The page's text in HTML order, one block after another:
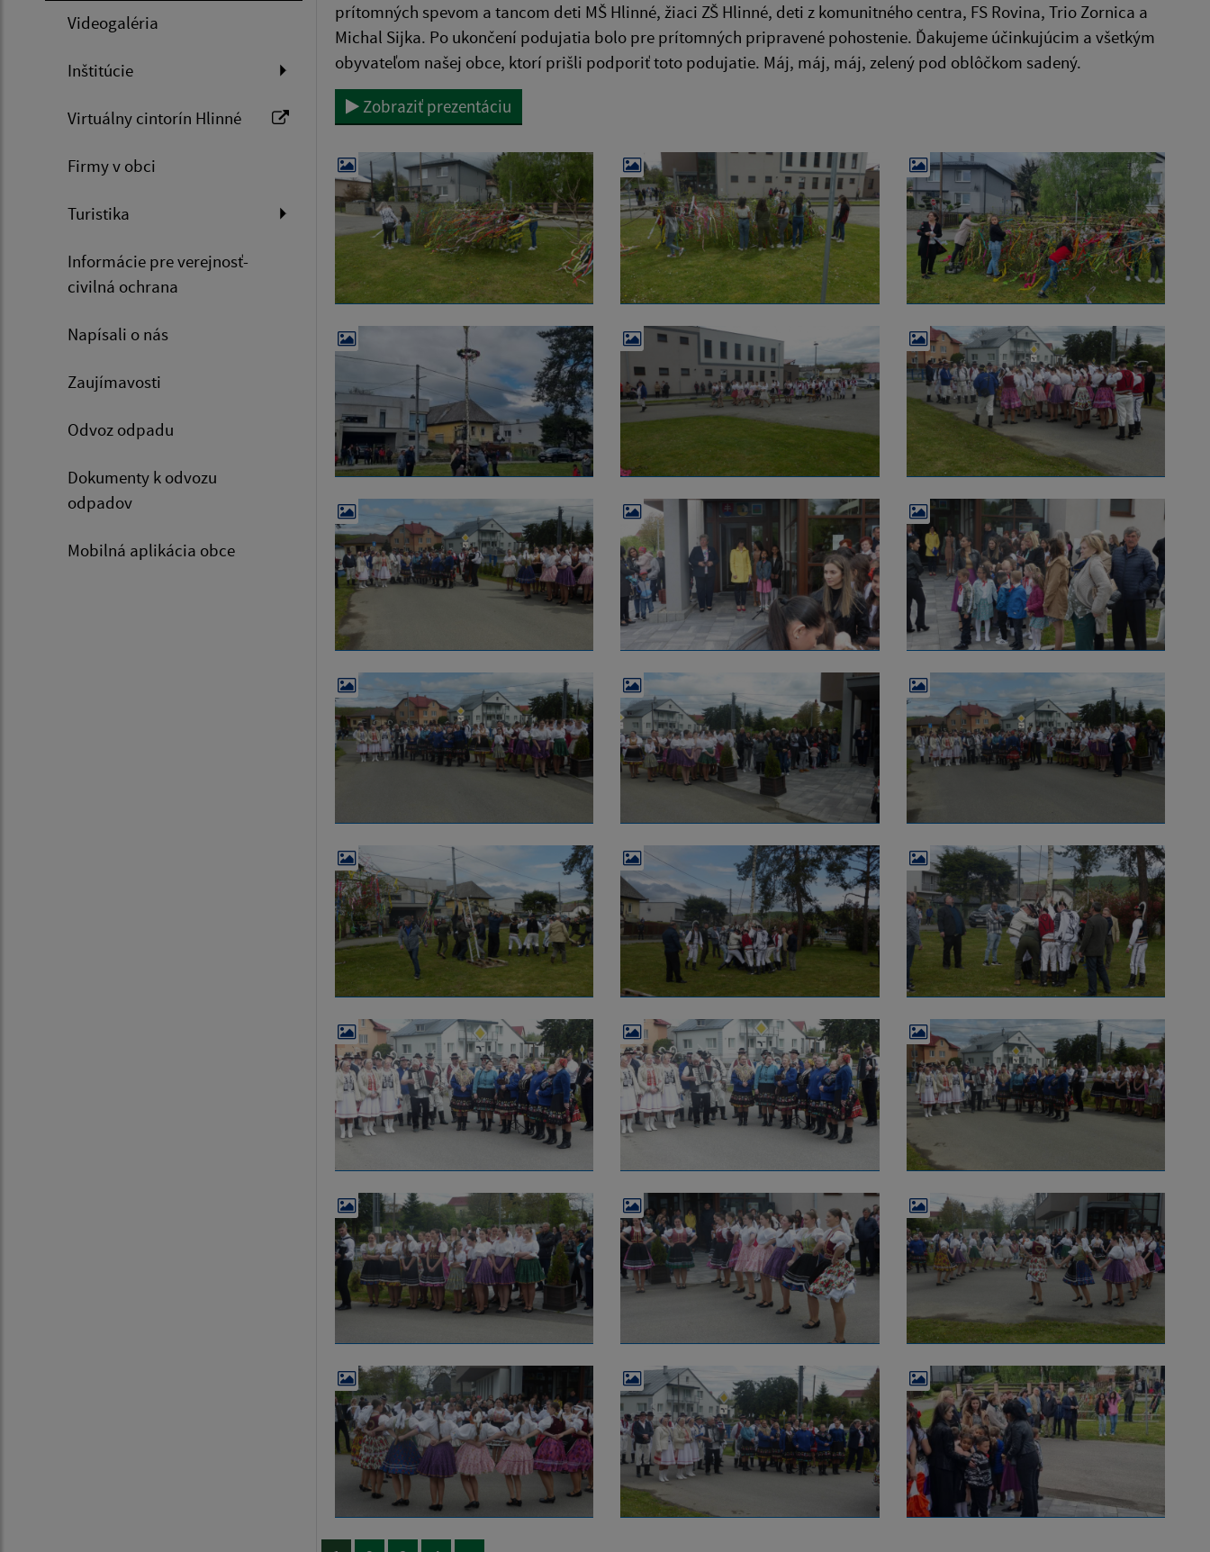
Videogaléria
Inštitúcie
Virtuálny cintorín Hlinné
Firmy v obci
Turistika
Informácie pre verejnosť-
civilná ochrana
Napísali o nás
Zaujímavosti
Odvoz odpadu
Dokumenty k odvozu
odpadov
Mobilná aplikácia obce
prítomných spevom a tancom deti MŠ Hlinné, žiaci ZŠ Hlinné, deti z komunitného centra, FS Rovina, Trio Zornica a
Michal Sijka. Po ukončení podujatia bolo pre prítomných pripravené pohostenie. Ďakujeme účinkujúcim a všetkým
obyvateľom našej obce, ktorí prišli podporiť toto podujatie. Máj, máj, máj, zelený pod oblôčkom sadený.
Zobraziť prezentáciu